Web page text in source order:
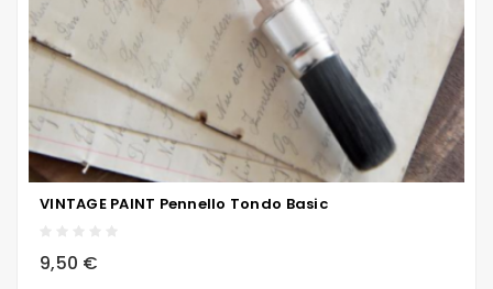
VINTAGE PAINT Pennello Tondo Basic
9,50 €
local_grocery_store